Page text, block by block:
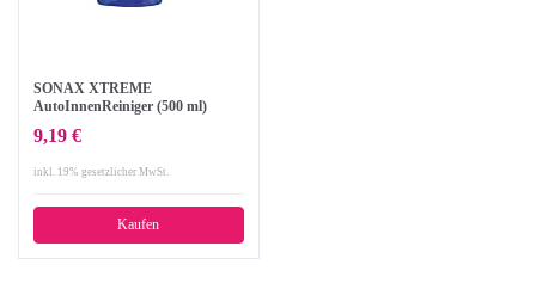
SONAX XTREME
AutoInnenReiniger (500 ml)
Sauberkeit im Auto und Haushalt
9,19 €
inkl. 19% gesetzlicher MwSt.
Kaufen